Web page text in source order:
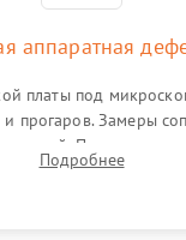
аппаратная
платы под
и прогаров. Замеры
Проверка
процессора и
Подробнее